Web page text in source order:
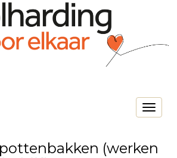
Toggle
(werken